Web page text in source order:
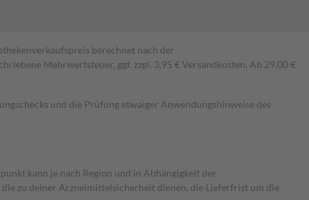
berechnet nach der
Mehrwertsteuer, ggf. zzgl. 3,95 € Versandkosten. Ab 29,00 €
und die Prüfung etwaiger Anwendungshinweise des
kann je nach Region und in Abhängigkeit der
zu deiner Arzneimittelsicherheit dienen, die Lieferfrist um die